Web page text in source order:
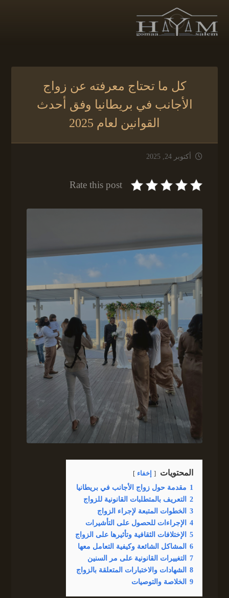
كل ما تحتاج معرفته عن زواج
الأجانب في بريطانيا وفق أحدث
القوانين لعام 2025
أكتوبر 24, 2025
Rate this post
المحتويات إخفاء
1 مقدمة حول زواج الأجانب في بريطانيا
2 التعريف بالمتطلبات القانونية للزواج
3 الخطوات المتبعة لإجراء الزواج
4 الإجراءات للحصول على التأشيرات
5 الإختلافات الثقافية وتأثيرها على الزواج
6 المشاكل الشائعة وكيفية التعامل معها
7 التغييرات القانونية على مر السنين
8 الشهادات والاختبارات المتعلقة بالزواج
9 الخلاصة والتوصيات